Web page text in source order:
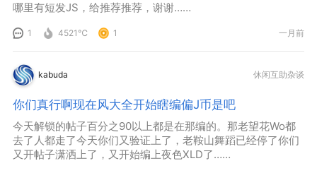
哪里有短发JS，给推荐推荐，谢谢……
1 4521℃ 1 一月前
kabuda 休闲互助杂谈
你们真行啊现在风大全开始瞎编偏J币是吧
今天解锁的帖子百分之90以上都是在那编的。那老望花Wo都
去了人都走了今天你们又验证上了，老鞍山舞蹈已经停了你们
又开帖子潇洒上了，又开始编上夜色XLD了……